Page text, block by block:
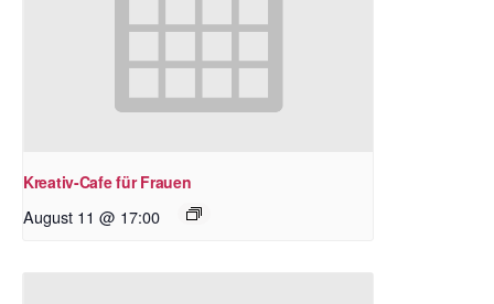
Kreativ-Cafe für Frauen
August 11 @ 17:00